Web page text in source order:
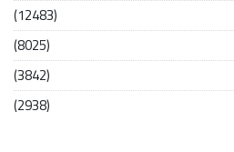
(12483)
(8025)
(3842)
(2938)